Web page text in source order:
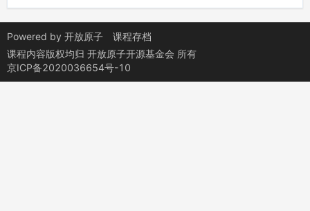
Powered by 开放原子
课程存档
课程内容版权均归 开放原子开源基金会 所有
京ICP备2020036654号-10